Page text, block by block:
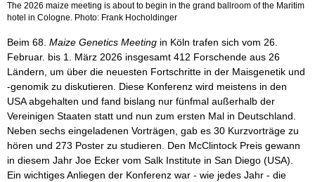
The 2026 maize meeting is about to begin in the grand ballroom of the Maritim
hotel in Cologne. Photo: Frank Hocholdinger
Beim 68. Maize Genetics Meeting in Köln trafen sich vom 26.
Februar. bis 1. März 2026 insgesamt 412 Forschende aus 26
Ländern, um über die neuesten Fortschritte in der Maisgenetik und
-genomik zu diskutieren. Diese Konferenz wird meistens in den
USA abgehalten und fand bislang nur fünfmal außerhalb der
Vereinigen Staaten statt und nun zum ersten Mal in Deutschland.
Neben sechs eingeladenen Vorträgen, gab es 30 Kurzvorträge zu
hören und 273 Poster zu studieren. Den McClintock Preis gewann
in diesem Jahr Joe Ecker vom Salk Institute in San Diego (USA).
Ein wichtiges Anliegen der Konferenz war - wie jedes Jahr - die